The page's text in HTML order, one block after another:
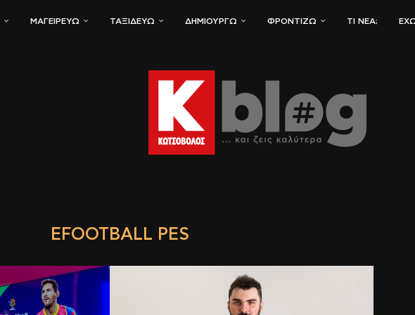
ΜΑΓΕΙΡΕΎΩ ΤΑΞΙΔΕΎΩ ΔΗΜΙΟΥΡΓΏ ΦΡΟΝΤΊΖΩ ΤΙ ΝΈΑ;
EFOOTBALL PES